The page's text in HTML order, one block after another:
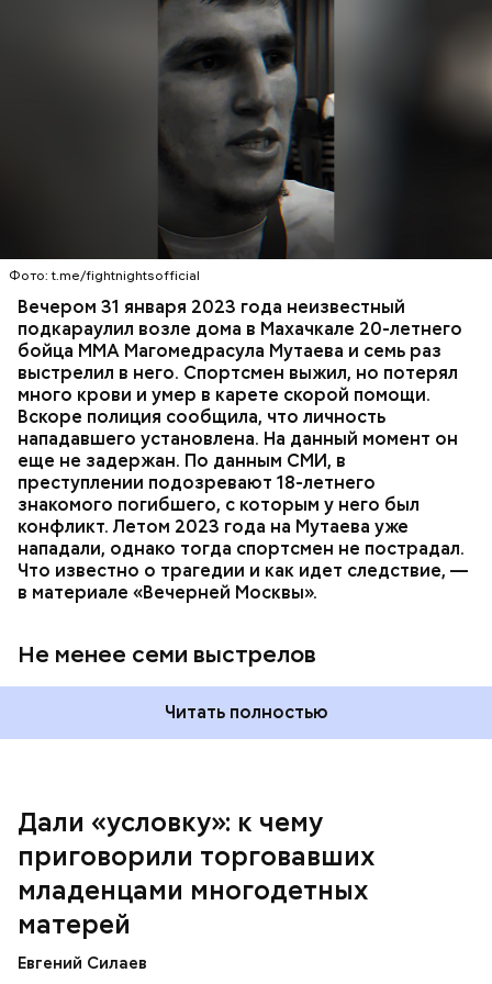
Фото: t.me/fightnightsofficial
Вечером 31 января 2023 года неизвестный
подкараулил возле дома в Махачкале 20-летнего
бойца ММА Магомедрасула Мутаева и семь раз
выстрелил в него. Спортсмен выжил, но потерял
много крови и умер в карете скорой помощи.
Вскоре полиция сообщила, что личность
нападавшего установлена. На данный момент он
еще не задержан. По данным СМИ, в
преступлении подозревают 18-летнего
знакомого погибшего, с которым у него был
конфликт. Летом 2023 года на Мутаева уже
нападали, однако тогда спортсмен не пострадал.
Что известно о трагедии и как идет следствие, —
в материале «Вечерней Москвы».
Не менее семи выстрелов
Вечером 31 января Мутаев возвращался домой с
тренировки. Во дворе жилого дома на улице
Гапцахской в Махачкале на бойца напал
неизвестный. Он выскочил из подъезда, выстрелил
в спортсмена не менее семи раз и скрылся.
Очевидцы трагедии вызвали полицию и скорую
помощь, однако врачи оказались бессильны —
пострадавший умер по пути в больницу.
Читать полностью
СПОРТ СЛЕДСТВЕННЫЙ КОМИТЕТ
ММА
РЕСПУБЛИКА ДАГЕСТАН
СМЕРТЬ
Дали «условку»: к чему
приговорили торговавших
младенцами многодетных
матерей
Евгений Силаев
Подозеваемая Ю. Логинова и ее дети / Фото: Соцсети / Фото:
Соцсети
— Мое глубокое убеждение — нельзя быть
одновременно хорошим специалистом и хорошей
мамой. Я выбрала второе, ну а пример — мои
родители, воспитавшие шестерых детей в любви и
достатке, —рассказывала Логинова местной
газете.
К 2023 году число несовершеннолетних детей,
воспитываемых в семье подозреваемой, достигло
15, самый младший из которых появился на свет в
2019 году. В частности, трое малышей родились в
2012 году. Кроме того, двумя годами позже
женщина рассказала в социальных сетях про
ребенка, которого она забрала из подмосковного
детского дома.